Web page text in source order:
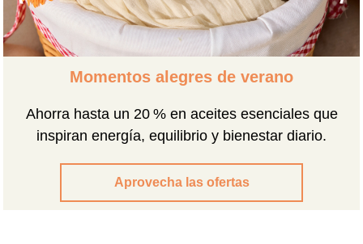
alegres de verano
en aceites esenciales que
y bienestar diario.
las ofertas
Previous Next